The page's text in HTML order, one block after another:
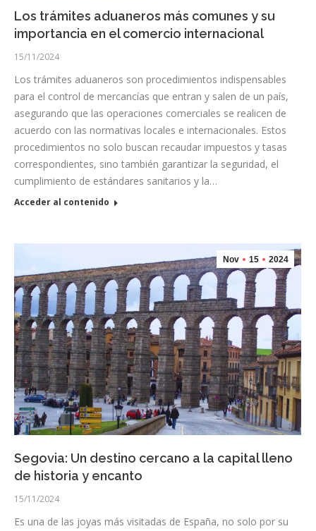
Los trámites aduaneros más comunes y su
importancia en el comercio internacional
15/11/2024
Los trámites aduaneros son procedimientos indispensables
para el control de mercancías que entran y salen de un país,
asegurando que las operaciones comerciales se realicen de
acuerdo con las normativas locales e internacionales. Estos
procedimientos no solo buscan recaudar impuestos y tasas
correspondientes, sino también garantizar la seguridad, el
cumplimiento de estándares sanitarios y la…
Acceder al contenido
Nov 15 2024
Segovia: Un destino cercano a la capital lleno
de historia y encanto
15/11/2024
Es una de las joyas más visitadas de España, no solo por su